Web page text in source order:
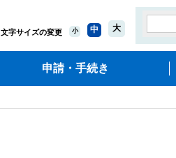
文字サイズの変更 小 中 大
申請・手続き